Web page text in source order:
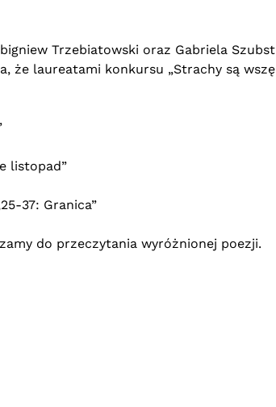
Trzebiatowski oraz Gabriela
że laureatami konkursu „Strachy są
listopad”
37: Granica”
do przeczytania wyróżnionej poezji.